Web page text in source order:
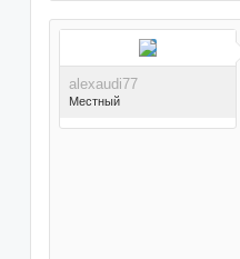
alexaudi77
Местный